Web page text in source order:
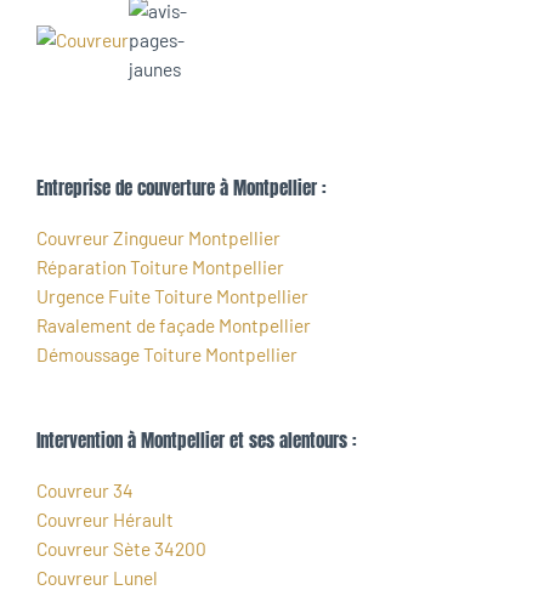
Entreprise de couverture à Montpellier :
Couvreur Zingueur Montpellier
Réparation Toiture Montpellier
Urgence Fuite Toiture Montpellier
Ravalement de façade Montpellier
Démoussage Toiture Montpellier
Intervention à Montpellier et ses alentours :
Couvreur 34
Couvreur Hérault
Couvreur Sète 34200
Couvreur Lunel